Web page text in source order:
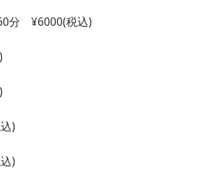
分 ¥6000(税込)
)
)